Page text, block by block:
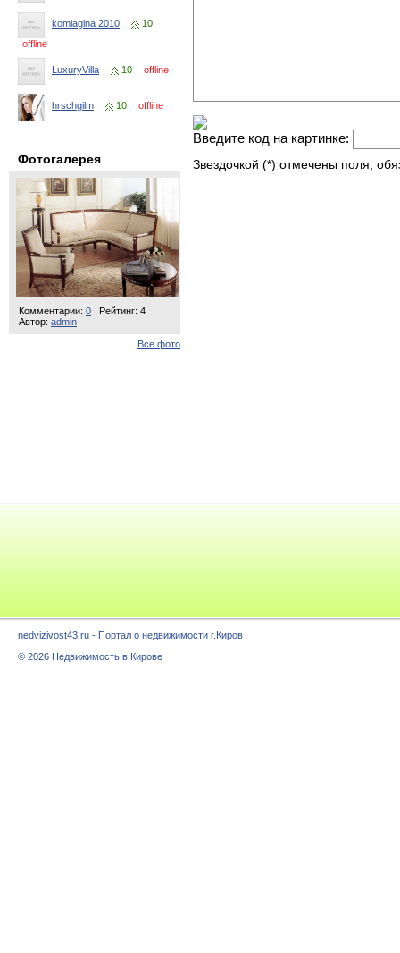
komiagina 2010
10
offline
LuxuryVilla 10 offline
hrschgilm 10 offline
Фотогалерея
Комментарии: 0
Рейтинг: 4
Автор: admin
Все фото
Введите код на картинке:
Звездочкой (*) отмечены поля,
nedvizivost43.ru - Портал о недвижимости г.Киров
© 2026 Недвижимость в Кирове